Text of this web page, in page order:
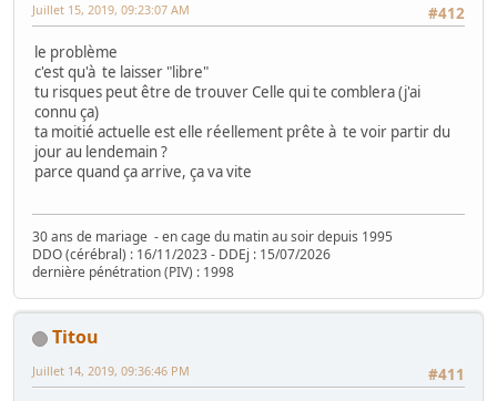
#412
Juillet 15, 2019, 09:23:07 AM
le problème
c'est qu'à te laisser "libre"
tu risques peut être de trouver Celle qui te comblera (j'ai
connu ça)
ta moitié actuelle est elle réellement prête à te voir partir du
jour au lendemain ?
parce quand ça arrive, ça va vite
30 ans de mariage - en cage du matin au soir depuis 1995
DDO (cérébral) : 16/11/2023 - DDEj : 15/07/2026
dernière pénétration (PIV) : 1998
Titou
#411
Juillet 14, 2019, 09:36:46 PM